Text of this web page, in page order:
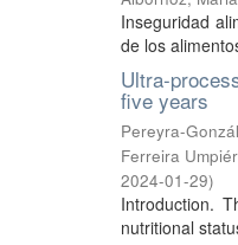
Inseguridad
de los
Ultra-
five years
Pereyra-
Ferreira
2024-01-29)
Introduction.
nutritional